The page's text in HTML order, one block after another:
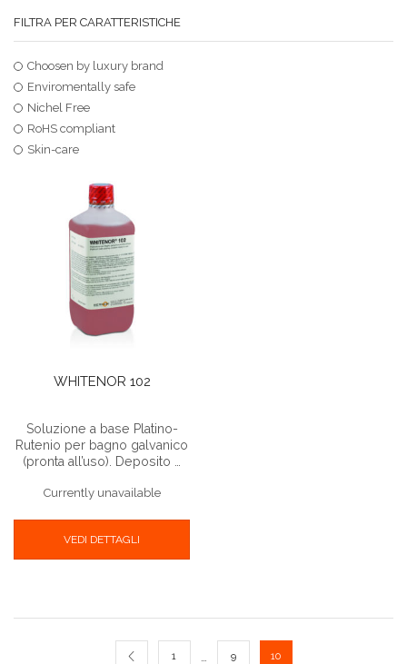
WHITENOR 102
Soluzione a base Platino-
Rutenio per bagno galvanico
(pronta all’uso). Deposito …
Currently unavailable
VEDI DETTAGLI
1 9 10
FILTRA PER CARATTERISTICHE
Choosen by luxury brand
Enviromentally safe
Nichel Free
RoHS compliant
Skin-care